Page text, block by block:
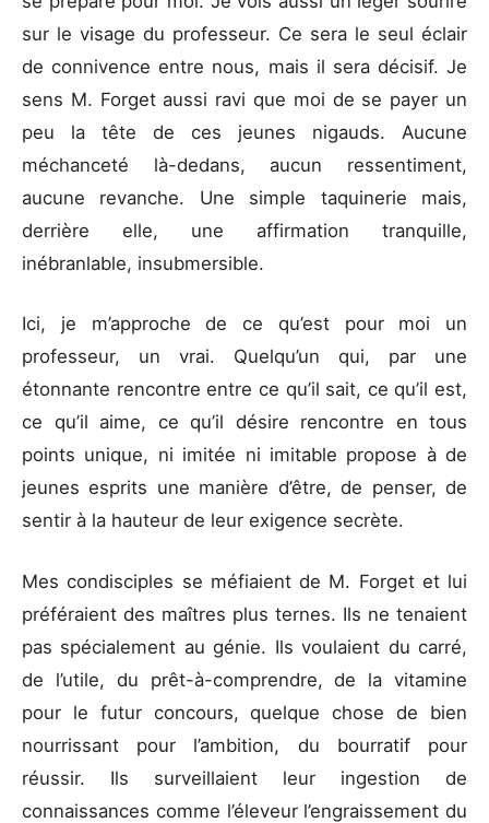
sur le visage du professeur. Ce sera le seul éclair
de connivence entre nous, mais il sera décisif. Je
sens M. Forget aussi ravi que moi de se payer un
peu la tête de ces jeunes nigauds. Aucune
méchanceté là-dedans, aucun ressentiment,
aucune revanche. Une simple taquinerie mais,
derrière elle, une affirmation tranquille,
inébranlable, insubmersible.
Ici, je m’approche de ce qu’est pour moi un
professeur, un vrai. Quelqu’un qui, par une
étonnante rencontre entre ce qu’il sait, ce qu’il est,
ce qu’il aime, ce qu’il désire rencontre en tous
points unique, ni imitée ni imitable propose à de
jeunes esprits une manière d’être, de penser, de
sentir à la hauteur de leur exigence secrète.
Mes condisciples se méfiaient de M. Forget et lui
préféraient des maîtres plus ternes. Ils ne tenaient
pas spécialement au génie. Ils voulaient du carré,
de l’utile, du prêt-à-comprendre, de la vitamine
pour le futur concours, quelque chose de bien
nourrissant pour l’ambition, du bourratif pour
réussir. Ils surveillaient leur ingestion de
connaissances comme l’éleveur l’engraissement du